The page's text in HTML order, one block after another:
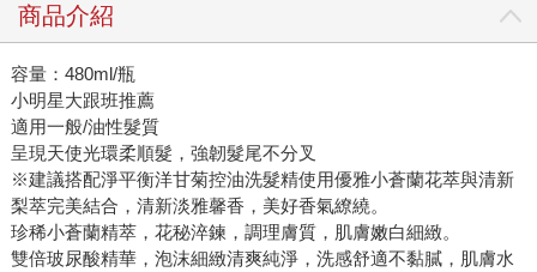
商品介紹
容量：480ml/瓶
小明星大跟班推薦
適用一般/油性髮質
呈現天使光環柔順髮，強韌髮尾不分叉
※建議搭配淨平衡洋甘菊控油洗髮精使用優雅小蒼蘭花萃與清新
梨萃完美結合，清新淡雅馨香，美好香氣繚繞。
珍稀小蒼蘭精萃，花秘淬鍊，調理膚質，肌膚嫩白細緻。
雙倍玻尿酸精華，泡沫細緻清爽純淨，洗感舒適不黏膩，肌膚水